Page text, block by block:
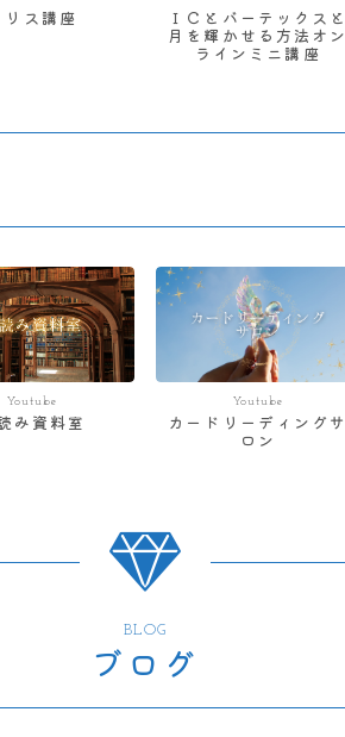
リス講座
ＩＣとバーテックスと
月を輝かせる方法オン
ラインミニ講座
Youtube
み資料室
Youtube
カードリーディングサ
ロン
BLOG
ブログ